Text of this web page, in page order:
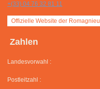
+(33) 04 76 32 81 11
Offizielle Website der Romagnieu
Zahlen
Landesvorwahl :
Postleitzahl :